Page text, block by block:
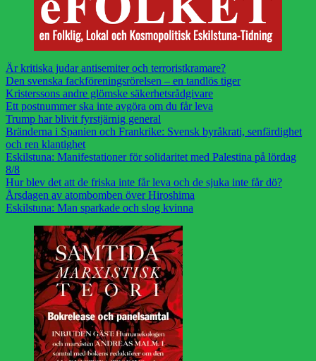
Är kritiska judar antisemiter och terroristkramare?
Den svenska fackföreningsrörelsen – en tandlös tiger
Kristerssons andre glömske säkerhetsrådgivare
Ett postnummer ska inte avgöra om du får leva
Trump har blivit fyrstjärnig general
Bränderna i Spanien och Frankrike: Svensk byråkrati, senfärdighet
och ren klantighet
Eskilstuna: Manifestationer för solidaritet med Palestina på lördag
8/8
Hur blev det att de friska inte får leva och de sjuka inte får dö?
Årsdagen av atombomben över Hiroshima
Eskilstuna: Man sparkade och slog kvinna